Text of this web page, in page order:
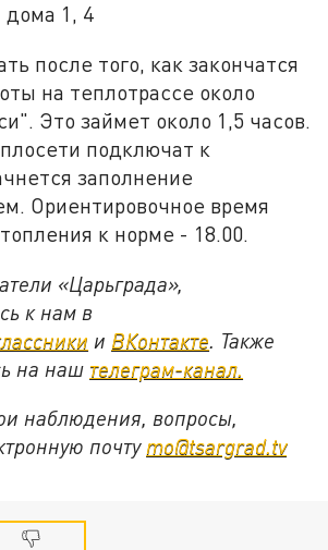
дома 1, 4
после того, как закончатся
на теплотрассе около
Это займет около 1,5 часов.
подключат к
заполнение
Ориентировочное время
к норме - 18.00.
«Царьграда»,
к нам в
и ВКонтакте . Также
на наш телеграм-канал.
наблюдения, вопросы,
почту mo@tsargrad.tv